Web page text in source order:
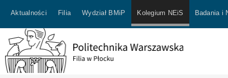
Aktualności Filia Wydział BMiP Kolegium NEiS Badania i